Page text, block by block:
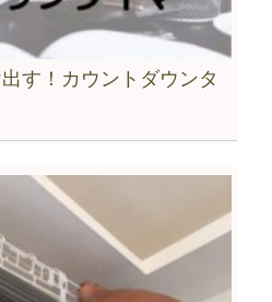
す！カウントダウンタ